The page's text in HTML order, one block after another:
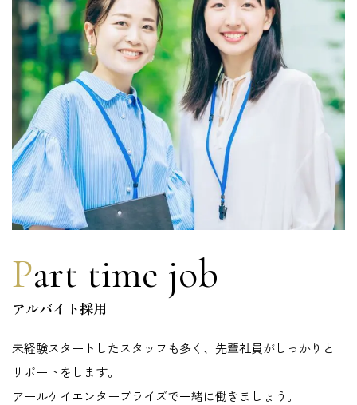
Part time job
アルバイト採用
未経験スタートしたスタッフも多く、先輩社員がしっかりと
サポートをします。
アールケイエンタープライズで一緒に働きましょう。